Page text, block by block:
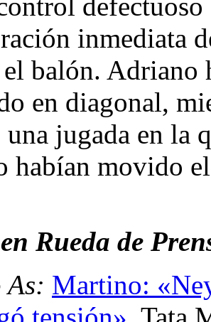
inmediata
balón. Adriano
en diagonal,
una jugada en la
habían movido
Rueda de
Martino: